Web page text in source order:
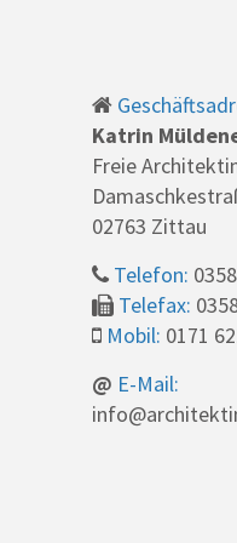
Katrin
Freie
02763 Zittau
Telefon:
Telefax:
Mobil: 0171
@ E-Mail: